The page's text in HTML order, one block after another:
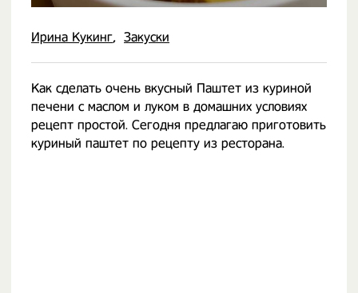
Ирина Кукинг Закуски
Как сделать очень вкусный Паштет из куриной
печени с маслом и луком в домашних условиях
рецепт простой. Сегодня предлагаю приготовить
куриный паштет по рецепту из ресторана.